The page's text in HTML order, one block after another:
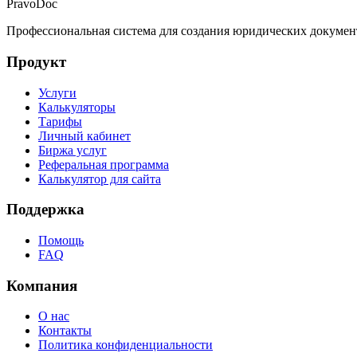
PravoDoc
Профессиональная система для создания юридических
Продукт
Услуги
Калькуляторы
Тарифы
Личный кабинет
Биржа услуг
Реферальная программа
Калькулятор для сайта
Поддержка
Помощь
FAQ
Компания
О нас
Контакты
Политика конфиденциальности